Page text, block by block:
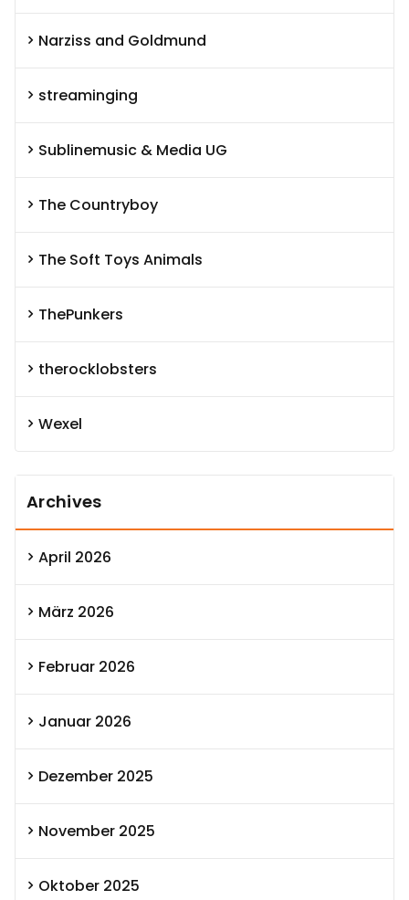
Narziss and Goldmund
streaminging
Sublinemusic & Media UG
The Countryboy
The Soft Toys Animals
ThePunkers
therocklobsters
Wexel
Archives
April 2026
März 2026
Februar 2026
Januar 2026
Dezember 2025
November 2025
Oktober 2025